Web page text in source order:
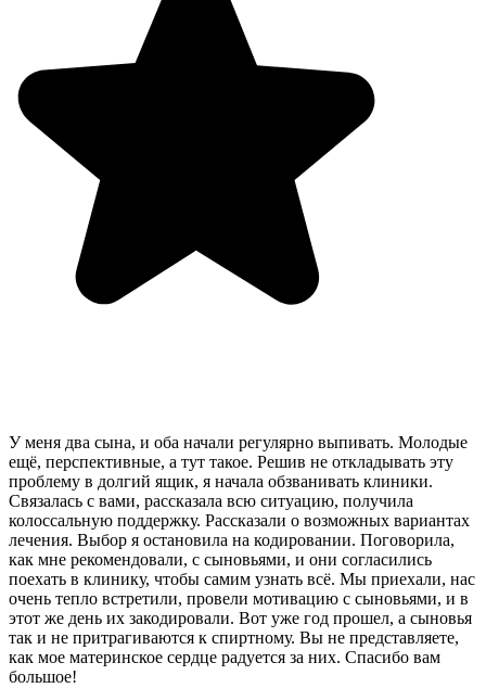
У меня два сына, и оба начали регулярно выпивать. Молодые
ещё, перспективные, а тут такое. Решив не откладывать эту
проблему в долгий ящик, я начала обзванивать клиники.
Связалась с вами, рассказала всю ситуацию, получила
колоссальную поддержку. Рассказали о возможных вариантах
лечения. Выбор я остановила на кодировании. Поговорила,
как мне рекомендовали, с сыновьями, и они согласились
поехать в клинику, чтобы самим узнать всё. Мы приехали, нас
очень тепло встретили, провели мотивацию с сыновьями, и в
этот же день их закодировали. Вот уже год прошел, а сыновья
так и не притрагиваются к спиртному. Вы не представляете,
как мое материнское сердце радуется за них. Спасибо вам
большое!